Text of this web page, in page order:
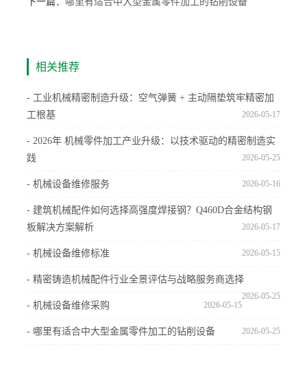
相关推荐
- 工业机械精密制造升级：空气弹簧 + 主动隔垫筑牢精密加
工根基
2026-05-17
- 2026年 机械零件加工产业升级：以技术驱动的精密制造实
践
2026-05-25
- 机械设备维修服务 2026-05-16
- 建筑机械配件如何选择高强度焊接钢？Q460D合金结构钢
板解决方案解析
2026-05-17
- 机械设备维修标准 2026-05-15
- 精密铸造机械配件行业全景评估与战略服务商选择
2026-05-25
- 机械设备维修采购 2026-05-15
- 哪里有适合中大型金属零件加工的钻削设备 2026-05-25